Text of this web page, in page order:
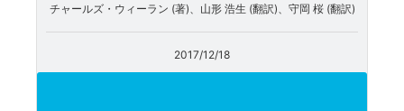
チャールズ・ウィーラン (著)、山形 浩生 (翻訳)、守岡 桜 (翻訳)
2017/12/18